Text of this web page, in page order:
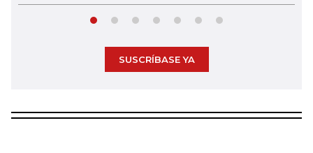
SUSCRÍBASE YA